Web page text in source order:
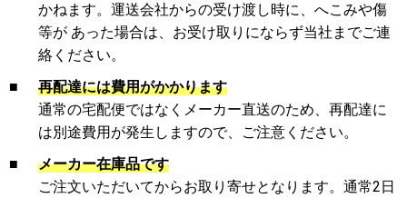
かねます。運送会社からの受け渡し時に、へこみや傷
等が あった場合は、お受け取りにならず当社までご連
絡ください。
■
再配達には費用がかかります
通常の宅配便ではなくメーカー直送のため、再配達に
は別途費用が発生しますので、ご注意ください。
■
メーカー在庫品です
ご注文いただいてからお取り寄せとなります。通常2日